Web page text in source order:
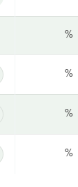
%
%
%
%